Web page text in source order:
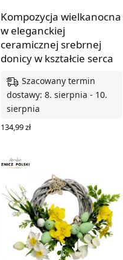
Kompozycja wielkanocna
w eleganckiej
ceramicznej srebrnej
donicy w kształcie serca
Szacowany termin
dostawy: 8. sierpnia - 10.
sierpnia
134,99zł